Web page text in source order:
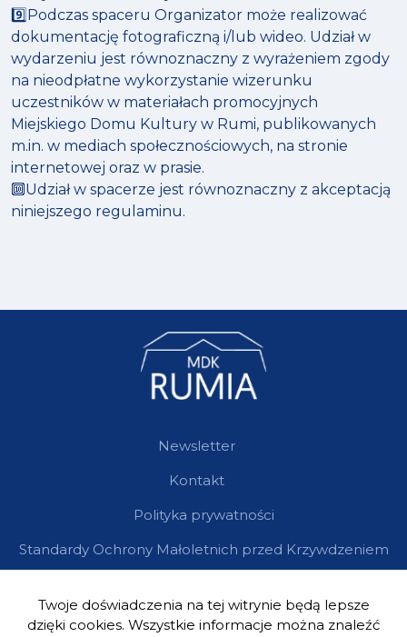
9️⃣Podczas spaceru Organizator może realizować
dokumentację fotograficzną i/lub wideo. Udział w
wydarzeniu jest równoznaczny z wyrażeniem zgody
na nieodpłatne wykorzystanie wizerunku
uczestników w materiałach promocyjnych
Miejskiego Domu Kultury w Rumi, publikowanych
m.in. w mediach społecznościowych, na stronie
internetowej oraz w prasie.
🔟Udział w spacerze jest równoznaczny z akceptacją
niniejszego regulaminu.
Newsletter
Kontakt
Polityka prywatności
Standardy Ochrony Małoletnich przed Krzywdzeniem
Twoje doświadczenia na tej witrynie będą lepsze
dzięki cookies. Wszystkie informacje można znaleźć